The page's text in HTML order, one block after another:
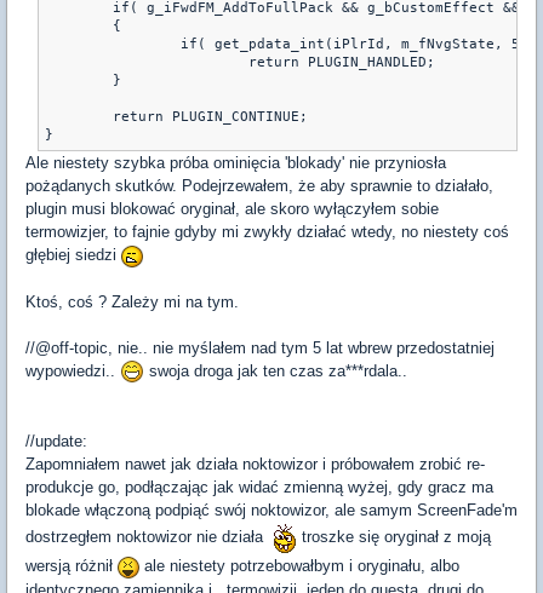
}
Ale niestety szybka próba ominięcia 'blokady' nie przyniosła
pożądanych skutków. Podejrzewałem, że aby sprawnie to działało,
plugin musi blokować oryginał, ale skoro wyłączyłem sobie
termowizjer, to fajnie gdyby mi zwykły działać wtedy, no niestety coś
głębiej siedzi
Ktoś, coś ? Zależy mi na tym.
//@off-topic, nie.. nie myślałem nad tym 5 lat wbrew przedostatniej
wypowiedzi..
swoja droga jak ten czas za***rdala..
//update:
Zapomniałem nawet jak działa noktowizor i próbowałem zrobić re-
produkcje go, podłączając jak widać zmienną wyżej, gdy gracz ma
blokade włączoną podpiąć swój noktowizor, ale samym ScreenFade'm
dostrzegłem noktowizor nie działa
troszke się oryginał z moją
wersją różnił
ale niestety potrzebowałbym i oryginału, albo